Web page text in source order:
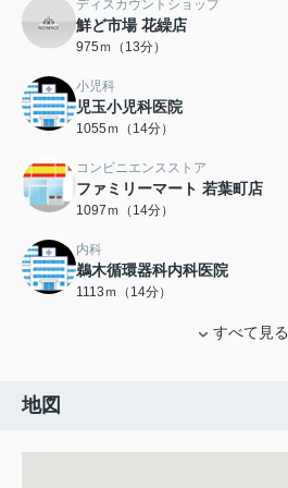
ディスカウントショップ
鮮ど市場 花繰店
975ｍ（13分）
小児科
児玉小児科医院
1055ｍ（14分）
コンビニエンスストア
ファミリーマート 若葉町店
1097ｍ（14分）
内科
鵜木循環器科内科医院
1113ｍ（14分）
すべて見る
地図